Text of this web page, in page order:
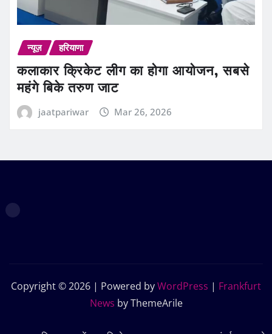
न्यूज़ हरियाणा
कलाकार क्रिकेट लीग का होगा आयोजन, सबसे
महंगे बिके तरुण जाट
jaatpariwar Mar 26, 2026
Copyright © 2026 | Powered byWordPress | Frankfurt
News by ThemeArile